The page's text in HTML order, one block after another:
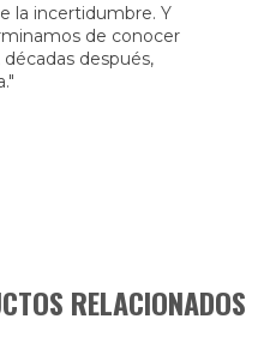
la incertidumbre. Y
de conocer
después,
RELACIONADOS